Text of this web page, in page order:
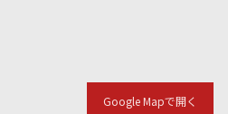
Google Mapで開く